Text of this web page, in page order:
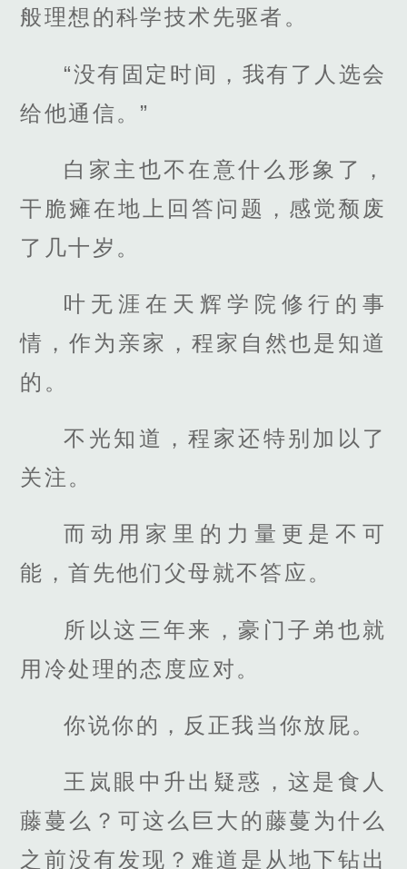
般理想的科学技术先驱者。
“没有固定时间，我有了人选会
给他通信。”
白家主也不在意什么形象了，
干脆瘫在地上回答问题，感觉颓废
了几十岁。
叶无涯在天辉学院修行的事
情，作为亲家，程家自然也是知道
的。
不光知道，程家还特别加以了
关注。
而动用家里的力量更是不可
能，首先他们父母就不答应。
所以这三年来，豪门子弟也就
用冷处理的态度应对。
你说你的，反正我当你放屁。
王岚眼中升出疑惑，这是食人
藤蔓么？可这么巨大的藤蔓为什么
之前没有发现？难道是从地下钻出